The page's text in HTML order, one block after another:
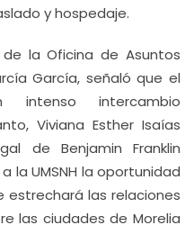
y hospedaje.
la Oficina de Asuntos
García, señaló que el
intenso intercambio
Viviana Esther Isaías
de Benjamin Franklin
la UMSNH la oportunidad
las relaciones
las ciudades de Morelia